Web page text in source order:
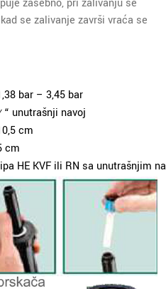
zasebno, pri zalivanju se
se zalivanje završi vraća se
bar – 3,45 bar
unutrašnji navoj
cm
cm
HE KVF ili RN sa unutrašnjim